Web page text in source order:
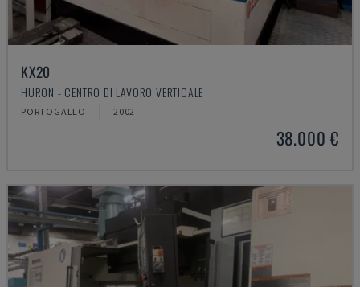
KX20
HURON - CENTRO DI LAVORO VERTICALE
PORTOGALLO 2002
38.000 €